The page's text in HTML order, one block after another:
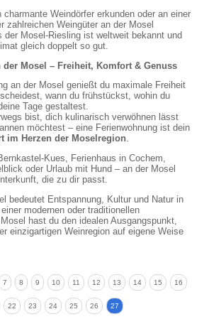
charmante Weindörfer erkunden oder an einer
zahlreichen Weingüter an der Mosel
der Mosel-Riesling ist weltweit bekannt und
gleich doppelt so gut.
der Mosel – Freiheit, Komfort & Genuss
an der Mosel genießt du maximale Freiheit
wann du frühstückst, wohin du
Tage gestaltest.
bist, dich kulinarisch verwöhnen lässt
möchtest – eine Ferienwohnung ist dein
im Herzen der Moselregion.
Kues, Ferienhaus in Cochem,
oder Urlaub mit Hund – an der Mosel
die zu dir passt.
bedeutet Entspannung, Kultur und Natur in
modernen oder traditionellen
hast du den idealen Ausgangspunkt,
einzigartigen Weinregion auf eigene Weise
7 8 9 10 11 12 13 14 15 16
22 23 24 25 26 27